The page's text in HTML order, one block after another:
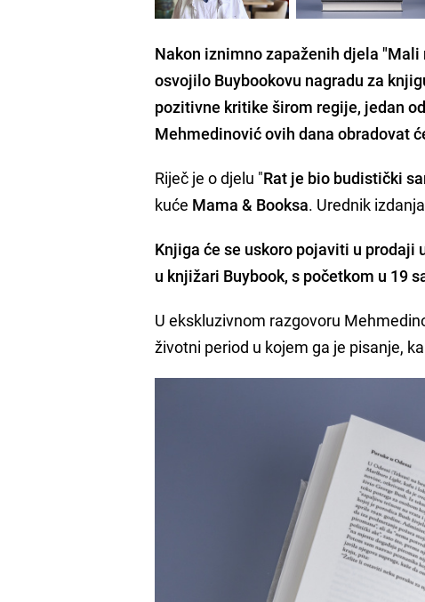
Nakon iznimno zapaženih djela
osvojilo Buybookovu nagradu za
pozitivne kritike širom regije, jedan
Mehmedinović ovih dana obradovat
Riječ je o djelu "Rat je bio budistički
kuće Mama & Booksa. Urednik
Knjiga će se uskoro pojaviti u prodaji
u knjižari Buybook, s početkom u 19
U ekskluzivnom razgovoru
životni period u kojem ga je pisanje,